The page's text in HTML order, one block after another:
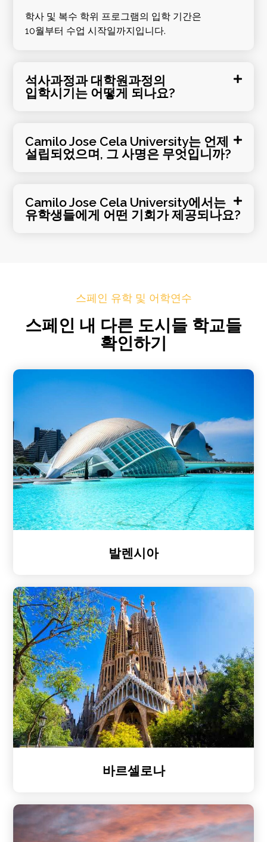
학사 및 복수 학위 프로그램의 입학 기간은
10월부터 수업 시작일까지입니다.
석사과정과 대학원과정의
입학시기는 어떻게 되나요?
Camilo Jose Cela University는 언제
설립되었으며, 그 사명은 무엇입니까?
Camilo Jose Cela University에서는
유학생들에게 어떤 기회가 제공되나요?
스페인 유학 및 어학연수
스페인 내 다른 도시들 학교들
확인하기
발렌시아
바르셀로나